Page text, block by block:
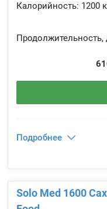
Калорийность: 1200
Продолжительность,
Подробнее
Solo Med 1600